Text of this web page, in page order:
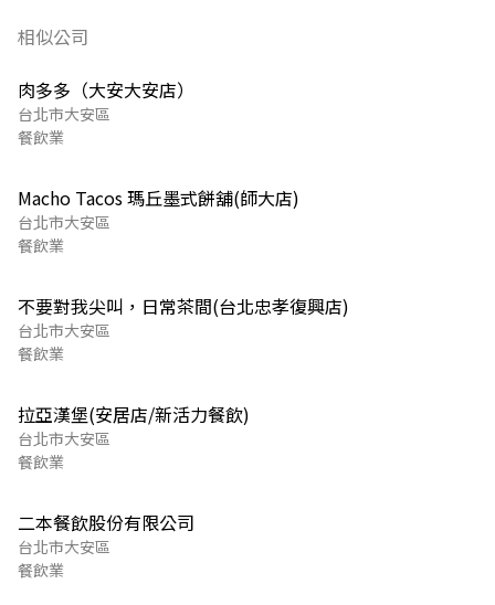
相似公司
肉多多（大安大安店）
台北市大安區
餐飲業
Macho Tacos 瑪丘墨式餅舖(師大店)
台北市大安區
餐飲業
不要對我尖叫，日常茶間(台北忠孝復興店)
台北市大安區
餐飲業
拉亞漢堡(安居店/新活力餐飲)
台北市大安區
餐飲業
二本餐飲股份有限公司
台北市大安區
餐飲業